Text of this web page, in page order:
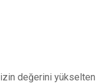
değerini yükselten